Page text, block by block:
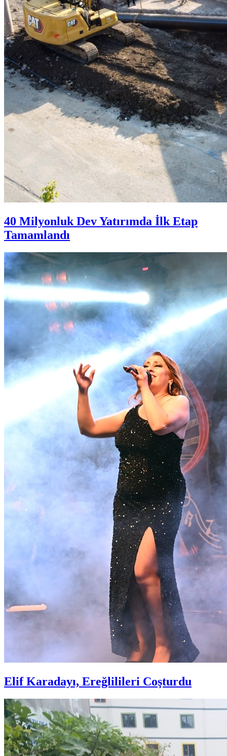
40 Milyonluk Dev Yatırımda İlk Etap
Tamamlandı
Elif Karadayı, Ereğlilileri Coşturdu